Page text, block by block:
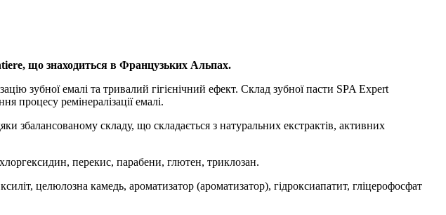
що знаходиться в Французьких Альпах.
зубної емалі та тривалий гігієнічний ефект. Склад зубної пасти SPA Expert
процесу ремінералізації емалі.
збалансованому складу, що складається з натуральних екстрактів, активних
перекис, парабени, глютен, триклозан.
целюлозна камедь, ароматизатор (ароматизатор), гідроксиапатит, гліцерофосфат